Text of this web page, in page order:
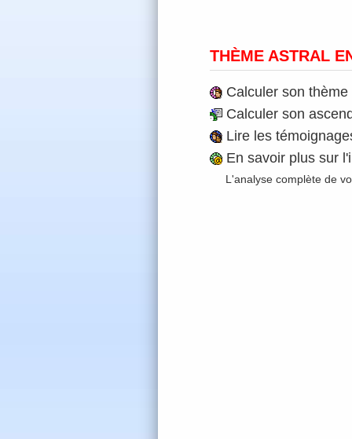
THÈME ASTRAL
Calculer son
Calculer son
Lire les
En savoir plus sur
L'analyse complète de